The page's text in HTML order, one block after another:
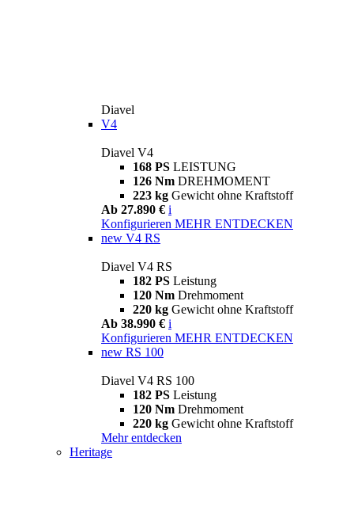
Diavel
V4
Diavel V4
168 PS LEISTUNG
126 Nm DREHMOMENT
223 kg Gewicht ohne Kraftstoff
Ab 27.890 € i
Konfigurieren MEHR ENTDECKEN
new V4 RS
Diavel V4 RS
182 PS Leistung
120 Nm Drehmoment
220 kg Gewicht ohne Kraftstoff
Ab 38.990 € i
Konfigurieren MEHR ENTDECKEN
new RS 100
Diavel V4 RS 100
182 PS Leistung
120 Nm Drehmoment
220 kg Gewicht ohne Kraftstoff
Mehr entdecken
Heritage